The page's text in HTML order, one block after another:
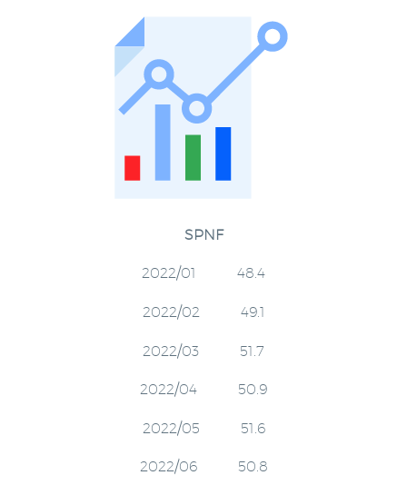
SPNF
2022/01 48.4
2022/02 49.1
2022/03 51.7
2022/04 50.9
2022/05 51.6
2022/06 50.8